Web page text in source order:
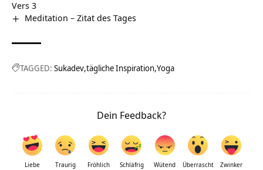
Vers 3
Meditation – Zitat des Tages
TAGGED: Sukadev tägliche Inspiration Yoga
Dein Feedback?
Liebe Traurig Fröhlich Schläfrig Wütend Überrascht Zwinker